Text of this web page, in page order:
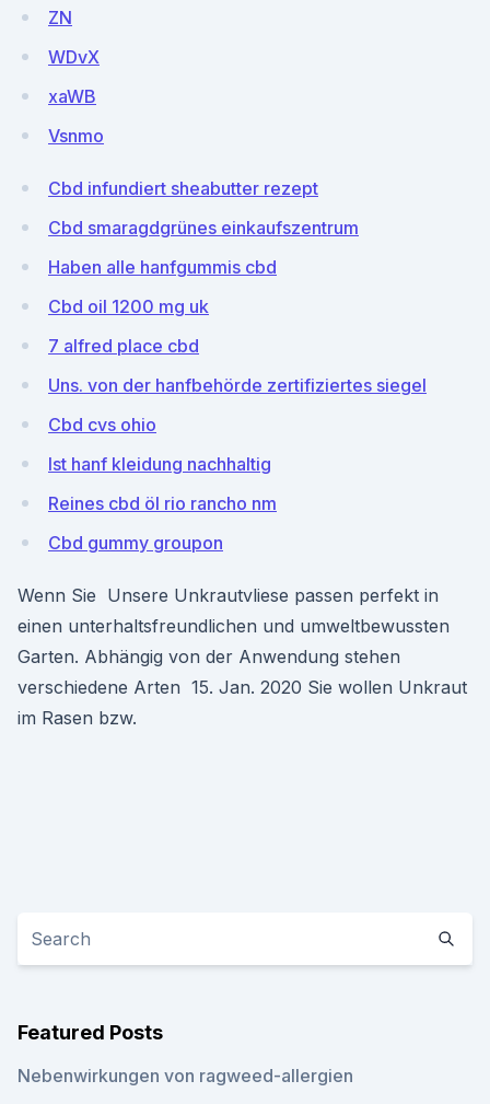
ZN
WDvX
xaWB
Vsnmo
Cbd infundiert sheabutter rezept
Cbd smaragdgrünes einkaufszentrum
Haben alle hanfgummis cbd
Cbd oil 1200 mg uk
7 alfred place cbd
Uns. von der hanfbehörde zertifiziertes siegel
Cbd cvs ohio
Ist hanf kleidung nachhaltig
Reines cbd öl rio rancho nm
Cbd gummy groupon
Wenn Sie Unsere Unkrautvliese passen perfekt in
einen unterhaltsfreundlichen und umweltbewussten
Garten. Abhängig von der Anwendung stehen
verschiedene Arten 15. Jan. 2020 Sie wollen Unkraut
im Rasen bzw.
Featured Posts
Nebenwirkungen von ragweed-allergien